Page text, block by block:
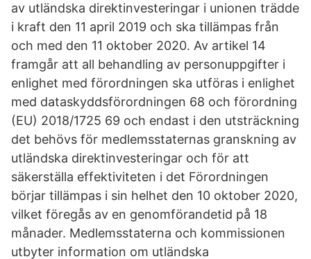
av utländska direktinvesteringar i unionen trädde
i kraft den 11 april 2019 och ska tillämpas från
och med den 11 oktober 2020. Av artikel 14
framgår att all behandling av personuppgifter i
enlighet med förordningen ska utföras i enlighet
med dataskyddsförordningen 68 och förordning
(EU) 2018/1725 69 och endast i den utsträckning
det behövs för medlemsstaternas granskning av
utländska direktinvesteringar och för att
säkerställa effektiviteten i det Förordningen
börjar tillämpas i sin helhet den 10 oktober 2020,
vilket föregås av en genomförandetid på 18
månader. Medlemsstaterna och kommissionen
utbyter information om utländska